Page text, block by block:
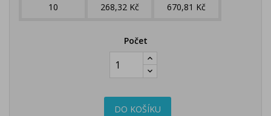
10 268,32 Kč 670,81 Kč
Počet
DO KOŠÍKU